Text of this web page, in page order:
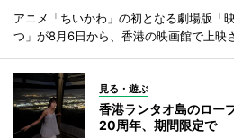
アニメ「ちいかわ」の初となる劇場版「
つ」が8月6日から、香港の映画館で上映
見る・遊ぶ
香港ランタオ島のロ
20周年、期間限定で